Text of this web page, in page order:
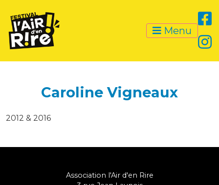
Menu
Caroline Vigneaux
2012 & 2016
Association l'Air d'en Rire